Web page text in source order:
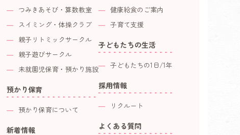
つみきあそび・算数教室
スイミング・体操クラブ
親子リトミックサークル
親子遊びサークル
未就園児保育・預かり施設
預かり保育
預かり保育について
新着情報
健康給食のご案内
子育て支援
子どもたちの生活
子どもたちの1日/1年
採用情報
リクルート
よくある質問